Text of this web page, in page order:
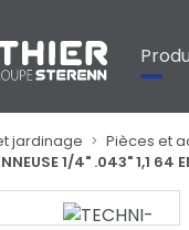
jardinage Pièces et
1/4" .043" 1,1 64